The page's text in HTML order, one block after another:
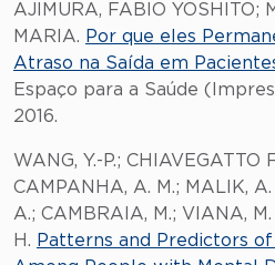
AJIMURA, FABIO YOSHITO;
MARIA. Por que eles
Atraso na Saída em
Espaço para a Saúde
2016.
WANG, Y.-P.; CHIAVEGATTO
CAMPANHA, A. M.; MALIK, A.
A.; CAMBRAIA, M.; VIANA,
H. Patterns and Predictors